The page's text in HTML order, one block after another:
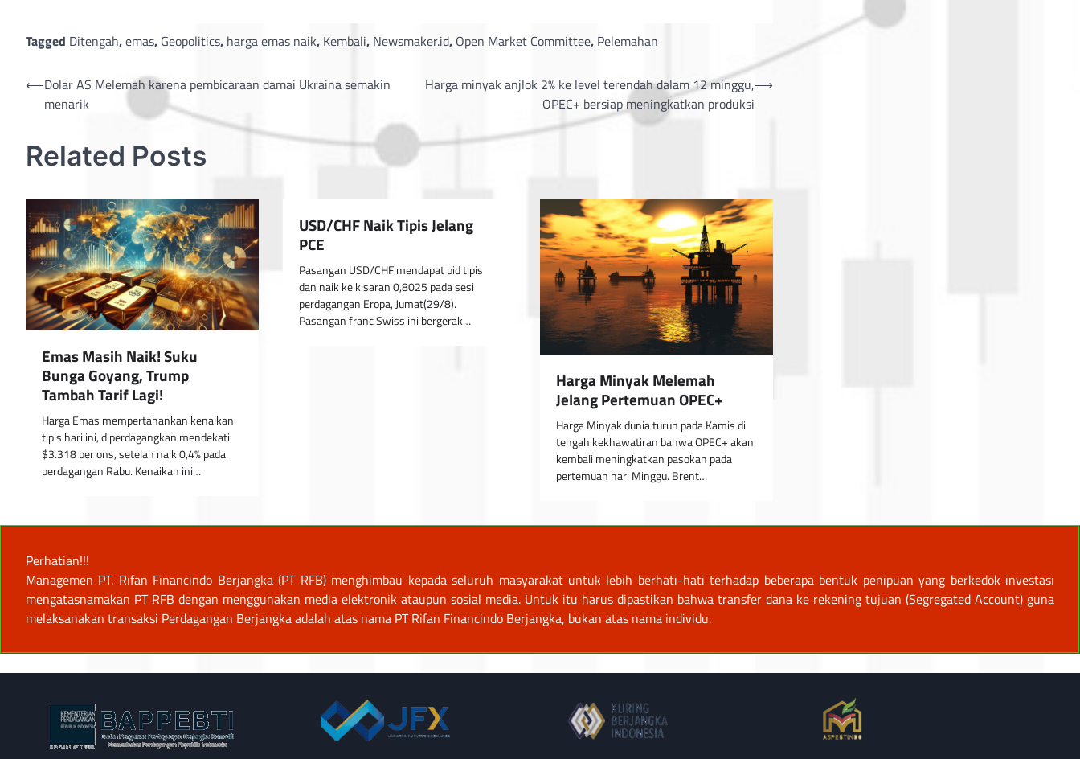
Tagged Ditengah,emas, Geopolitics, harga emas naik, Kembali, Newsmaker.id, Open Market Committee, Pelemahan
Post
navigation
⟵Dolar AS Melemah karena pembicaraan damai Ukraina semakin
menarik
Harga minyak anjlok 2% ke level terendah dalam 12 minggu,
OPEC+ bersiap meningkatkan produksi
⟶
Related Posts
Emas Masih Naik! Suku
Bunga Goyang, Trump
Tambah Tarif Lagi!
Harga Emas mempertahankan kenaikan
tipis hari ini, diperdagangkan mendekati
$3.318 per ons, setelah naik 0,4% pada
perdagangan Rabu. Kenaikan ini…
USD/CHF Naik Tipis Jelang
PCE
Pasangan USD/CHF mendapat bid tipis
dan naik ke kisaran 0,8025 pada sesi
perdagangan Eropa, Jumat(29/8).
Pasangan franc Swiss ini bergerak…
Harga Minyak Melemah
Jelang Pertemuan OPEC+
Harga Minyak dunia turun pada Kamis di
tengah kekhawatiran bahwa OPEC+ akan
kembali meningkatkan pasokan pada
pertemuan hari Minggu. Brent…
Perhatian!!!
Managemen PT. Rifan Financindo Berjangka (PT RFB) menghimbau kepada seluruh masyarakat untuk lebih berhati-hati terhadap beberapa bentuk penipuan yang berkedok investasi
mengatasnamakan PT RFB dengan menggunakan media elektronik ataupun sosial media. Untuk itu harus dipastikan bahwa transfer dana ke rekening tujuan (Segregated Account) guna
melaksanakan transaksi Perdagangan Berjangka adalah atas nama PT Rifan Financindo Berjangka, bukan atas nama individu.